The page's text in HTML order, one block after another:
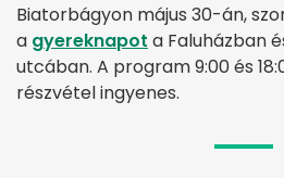
Biatorbágyon május 30-án,
a gyereknapot a Faluházban
utcában. A program 9:00 és
részvétel ingyenes.